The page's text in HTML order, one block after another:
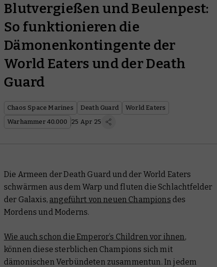
Blutvergießen und Beulenpest:
So funktionieren die
Dämonenkontingente der
World Eaters und der Death
Guard
Chaos Space Marines Death Guard
World Eaters
Warhammer 40.000
25 Apr 25
Die Armeen der Death Guard und der World Eaters
schwärmen aus dem Warp und fluten die Schlachtfelder
der Galaxis, angeführt von neuen Champions des
Mordens und Moderns.
Wie auch schon die Emperor’s Children vor ihnen,
können diese sterblichen Champions sich mit
dämonischen Verbündeten zusammentun. In jedem